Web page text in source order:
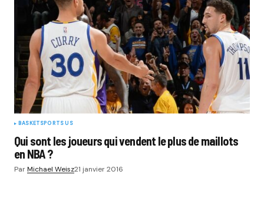
BASKETSPORTS US
Qui sont les joueurs qui vendent le plus de maillots
en NBA ?
ParMichael Weisz21 janvier 2016